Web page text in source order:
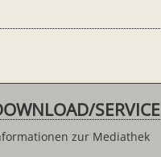
SERVICE
zur Mediathek